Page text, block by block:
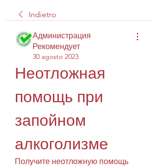
Indietro
Администрация
Рекомендует
30 agosto 2023
Неотложная
помощь при
запойном
алкоголизме
Получите неотложную помощь